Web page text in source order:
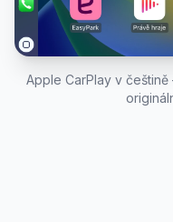
Apple CarPlay v